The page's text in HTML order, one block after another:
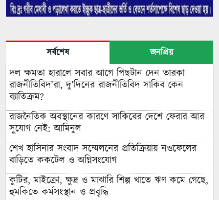
সর্বশেষ জনপ্রিয়
দল ক্ষমতা হারালে সবার আগে পিছটান দেন তারকা
রাজনীতিবিদ’রা, দু’দিনের রাজনীতিবিদ সাকিব কেন
ব্যাতিক্রম?
রাজনৈতিক অবস্থানের কারণে সাকিবের দেশে ফেরার আর
সুযোগ নেই: আমিনুল
শেখ হাসিনার সংবাদ সম্মেলনের প্রতিক্রিয়ায় নওফেলের
বাড়িতে ককটেল ও অগ্নিসংযোগ
কুটির, মাইক্রো, ক্ষুদ্র ও মাঝারি শিল্প খাতে ঋণ কমে গেছে,
হুমকিতে কর্মসংস্থান ও প্রবৃদ্ধি